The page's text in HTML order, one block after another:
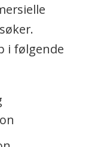
i følgende